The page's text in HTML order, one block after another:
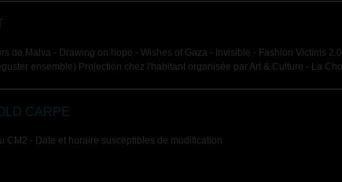
de Malva - Drawing on hope - Wishes of Gaza - Invisible - Fashion Victims
ensemble) Projection chez l'habitant organisée par Art & Culture - La
CARPE
CM2 - Date et horaire susceptibles de modification